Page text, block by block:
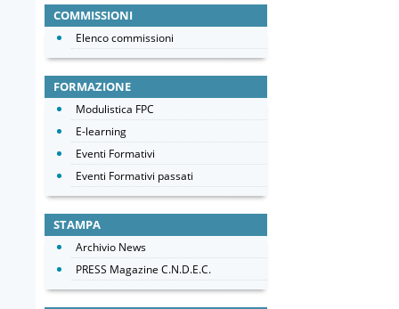
COMMISSIONI
Elenco commissioni
FORMAZIONE
Modulistica FPC
E-learning
Eventi Formativi
Eventi Formativi passati
STAMPA
Archivio News
PRESS Magazine C.N.D.E.C.